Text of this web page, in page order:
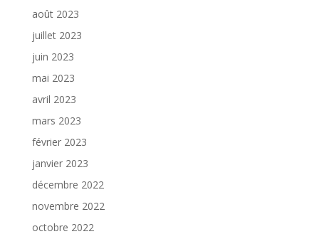
août 2023
juillet 2023
juin 2023
mai 2023
avril 2023
mars 2023
février 2023
janvier 2023
décembre 2022
novembre 2022
octobre 2022